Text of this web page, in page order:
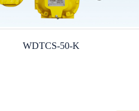
WDTCS-50-K